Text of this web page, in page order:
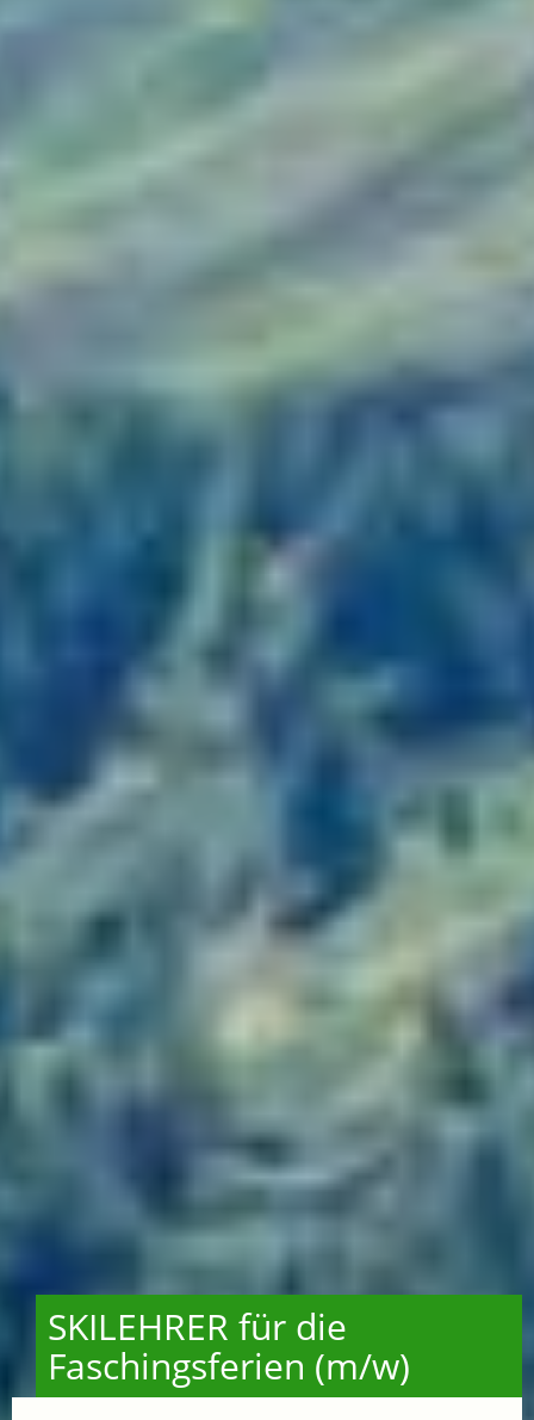
SKILEHRER für die
Faschingsferien (m/w)